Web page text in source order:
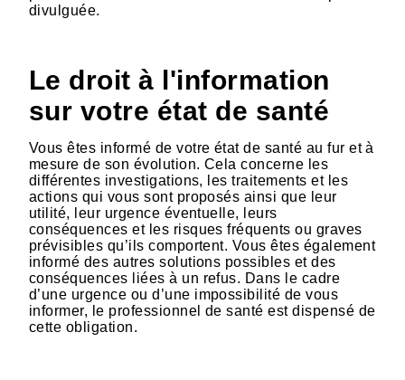
divulguée.
Le droit à l'information
sur votre état de santé
Vous êtes informé de votre état de santé au fur et à
mesure de son évolution. Cela concerne les
différentes investigations, les traitements et les
actions qui vous sont proposés ainsi que leur
utilité, leur urgence éventuelle, leurs
conséquences et les risques fréquents ou graves
prévisibles qu’ils comportent. Vous êtes également
informé des autres solutions possibles et des
conséquences liées à un refus. Dans le cadre
d’une urgence ou d’une impossibilité de vous
informer, le professionnel de santé est dispensé de
cette obligation.